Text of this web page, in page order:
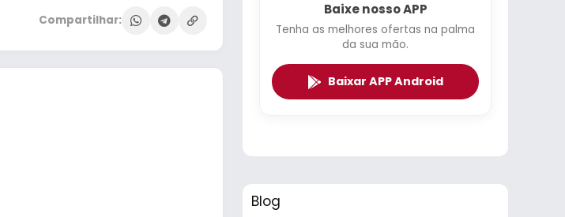
Compartilhar:
Baixe nosso APP
Tenha as melhores ofertas na palma
da sua mão.
Baixar APP Android
Blog